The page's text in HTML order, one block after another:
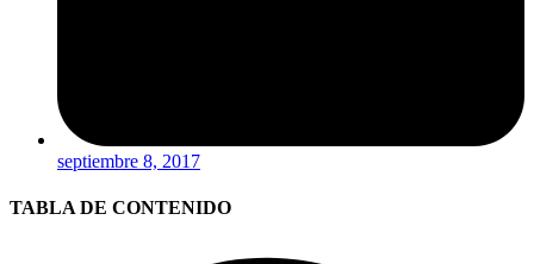
septiembre 8, 2017
TABLA DE CONTENIDO